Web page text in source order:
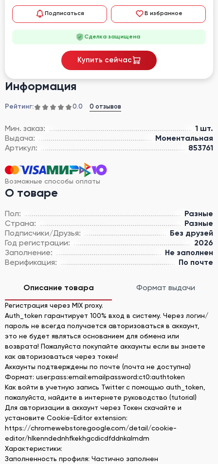
Информация
Рейтинг: 0.0 0 отзывов
Мин. заказ:
1 шт.
Выдача:
Моментальная
Артикул:
853761
Возможные способы оплаты
О товаре
Пол:
Разные
Страна:
Разные
Подписчики/Друзья:
Без друзей
Год регистрации:
2026
Заполнение:
Не заполнен
Верификация:
По почте
Подписаться В избранное
Сделка защищена
Купить сейчас
Описание товара Формат выдачи
Регистрация через MIX proxy.
Auth_token гарантирует 100% вход в систему. Через логин/
пароль не всегда получается авторизоваться в аккаунт,
это не будет являться основанием для обмена или
возврата! Пожалуйста покупайте аккаунты если вы знаете
как авторизоваться через токен!
Аккаунты подтверждены по почте (почта не доступна)
Формат: user:pass:email:emailpassword:ct0:authtoken
Как войти в учетную запись Twitter с помощью auth_token,
пожалуйста, найдите в интернете руководство (tutorial)
Для авторизации в аккаунт через Токен скачайте и
установите Cookie-Editor extension:
https://chromewebstore.google.com/detail/cookie-
editor/hlkenndednhfkekhgcdicdfddnkalmdm
Характеристики:
Заполненность профиля: Частично заполнен